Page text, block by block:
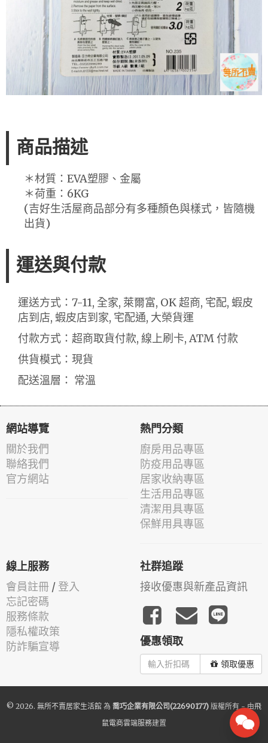
商品描述
＊材質：EVA塑膠、金屬
＊荷重：6KG
(吉好生活屋商品部分有多種顏色與樣式，皆隨機
出貨)
運送與付款
運送方式：7-11, 全家, 萊爾富, OK 超商, 宅配, 蝦皮
店到店, 蝦皮店到家, 宅配通, 大榮貨運
付款方式：超商取貨付款, 線上刷卡, ATM 付款
供貨模式：現貨
配送溫層： 常溫
網站導覽
關於我們
聯絡我們
官方網站
熱門分類
廚房用品專區
防疫用品專區
居家收納專區
生活用品專區
清潔用具專區
保鮮用具專區
線上服務
會員註冊 / 登入
忘記密碼
服務條款
隱私權政策
防詐騙宣導
社群追蹤
接收優惠與新產品資訊
優惠領取
領取優惠
© 2026. 無所不賣居家生活館 為 喬巧企業有限公司(22690177) 版權所有 - 由飛
鼠電商雲端服務建置